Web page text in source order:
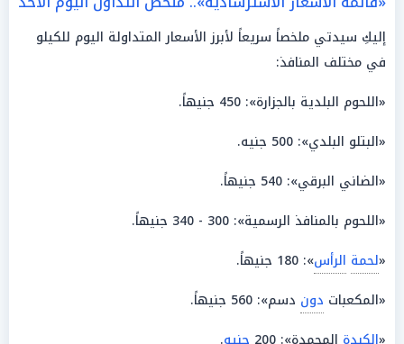
إليكِ سيدتي ملخصاً سريعاً لأبرز الأسعار المتداولة اليوم للكيلو
في مختلف المنافذ:
«اللحوم البلدية بالجزارة»: 450 جنيهاً.
«البتلو البلدي»: 500 جنيه.
«الضاني البرقي»: 540 جنيهاً.
«اللحوم بالمنافذ الرسمية»: 300 - 340 جنيهاً.
«لحمة الرأس»: 180 جنيهاً.
«المكعبات دون دسم»: 560 جنيهاً.